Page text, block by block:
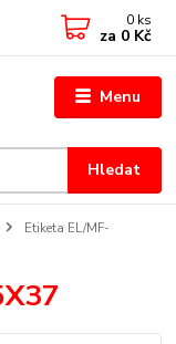
Menu
Hledat
0 ks
za 0 Kč
Etiketa EL/MF-